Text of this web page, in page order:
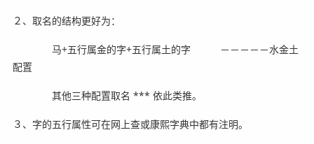
２、取名的结构更好为：
马+五行属金的字+五行属土的字 －－－－－水金土
配置
其他三种配置取名 *** 依此类推。
３、字的五行属性可在网上查或康熙字典中都有注明。